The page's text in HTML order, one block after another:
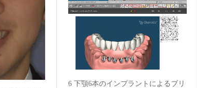
6 下顎6本のインプラントによるブリ